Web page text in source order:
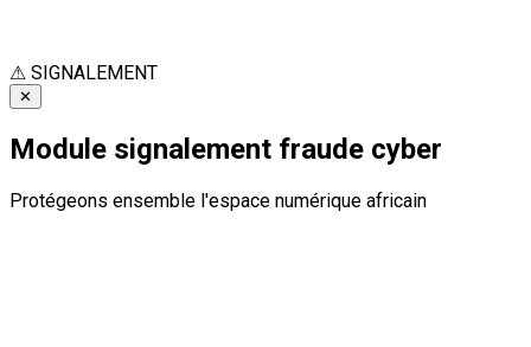
⚠ SIGNALEMENT
✕
Module signalement fraude cyber
Protégeons ensemble l'espace numérique africain